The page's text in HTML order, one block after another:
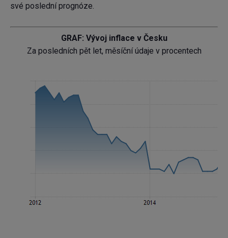
své poslední prognóze.
GRAF: Vývoj inflace v Česku
Za posledních pět let, měsíční údaje v procentech